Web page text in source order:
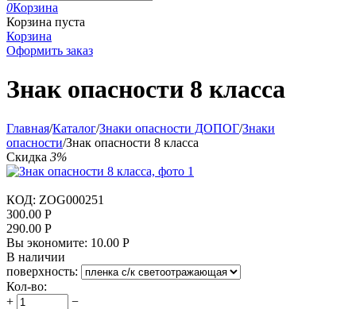
0Корзина
Корзина пуста
Корзина
Оформить заказ
Знак опасности 8 класса
Главная/Каталог/Знаки опасности ДОПОГ/Знаки
опасности/Знак опасности 8 класса
Скидка 3%
КОД: ZOG000251
300.00 Р
290.00 Р
Вы экономите: 10.00 Р
В наличии
поверхность:
Кол-во:
+
−